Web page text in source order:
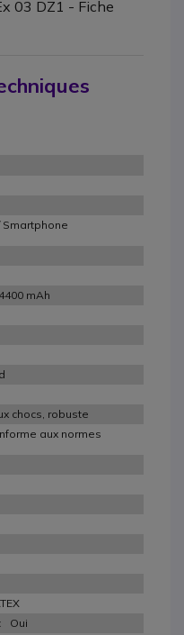
03 DZ1 - Fiche
4400 mAh
chocs, robuste
aux normes
Oui